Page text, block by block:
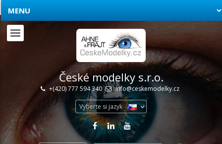
České modelky s.r.o.
+(420) 777 594 340 info@ceskemodelky.cz
Vyberte si jazyk